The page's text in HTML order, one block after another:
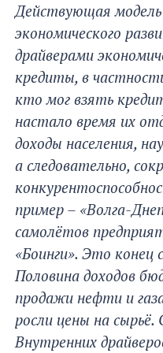
Действующая
экономического
драйверами
кредиты, в
кто мог взять
настало время их
доходы населения,
а следовательно,
пример – «Волга-
самолётов
«Боинги». Это конец
Половина доходов
продажи нефти и
росли цены на
Внутренних